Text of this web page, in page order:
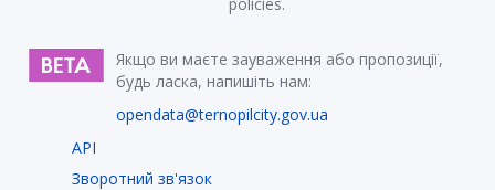
Якщо ви маєте зауваження або пропозиції,
будь ласка, напишіть нам:
opendata@ternopilcity.gov.ua
API
Зворотний зв'язок